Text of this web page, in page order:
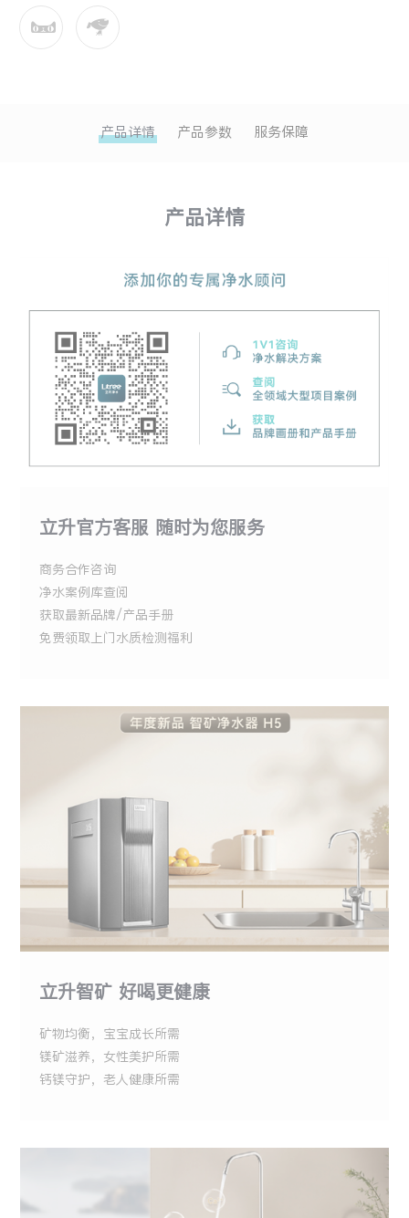
 
产品详情 产品参数 服务保障
产品详情
立升官方客服 随时为您服务
商务合作咨询
净水案例库查阅
获取最新品牌/产品手册
免费领取上门水质检测福利
立升智矿 好喝更健康
矿物均衡，宝宝成长所需
镁矿滋养，女性美护所需
钙镁守护，老人健康所需